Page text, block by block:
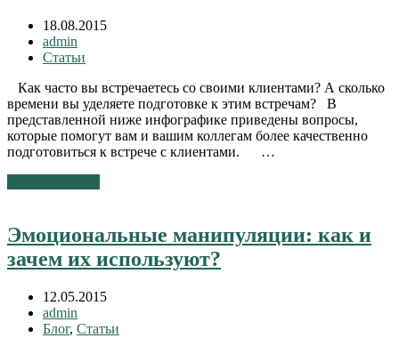
18.08.2015
admin
Статьи
Как часто вы встречаетесь со своими клиентами? А сколько
времени вы уделяете подготовке к этим встречам? В
представленной ниже инфографике приведены вопросы,
которые помогут вам и вашим коллегам более качественно
подготовиться к встрече с клиентами. …
Эмоциональные манипуляции: как и
зачем их используют?
12.05.2015
admin
Блог, Статьи